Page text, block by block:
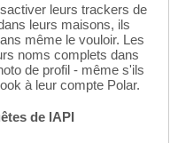
leurs trackers de
leurs maisons, ils
même le vouloir. Les
noms complets dans
de profil - même s'ils
à leur compte Polar.
de lAPI